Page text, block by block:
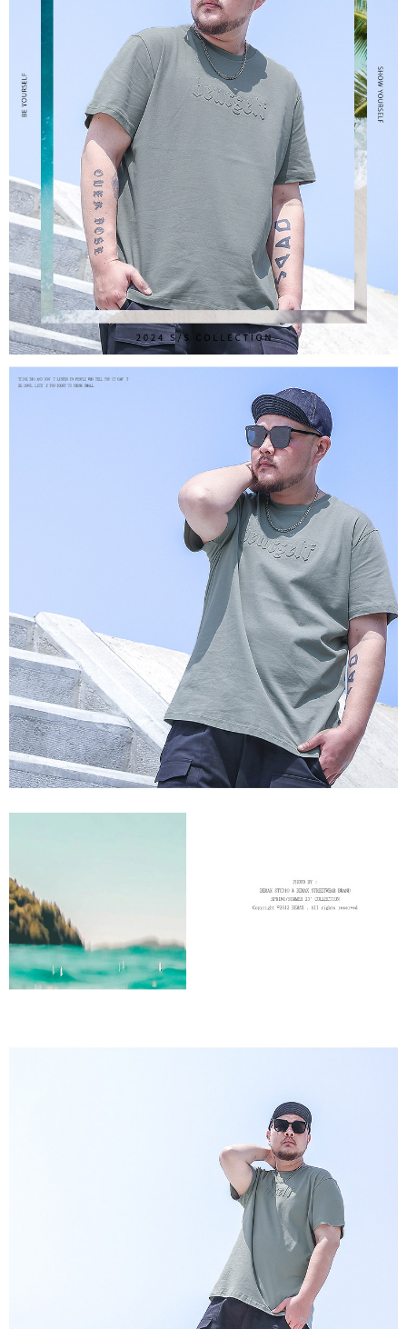
の氏名、電話番号、受取人の氏名、電話番号、受取人住所を含むがこれに
限らない）は、AFTEEに渡され当サービスで必要な範囲内で利用されま
す。AFTEEの個人情報の収集、処理、利用について、詳細はAFTEE公式ホ
ームページの『個人情報の収集、処理及び利用に関する声明』をご参照く
ださい（
https://aftee.tw/privacypolicy/）。
AFTEEの初回ご利用の際に、審査を通過すれば、最高額がNT$10,000にな
ります。支払い期限を過ぎた場合、その金額に基づいて年利20%の遅延滞
納金が加算されます。未成年の利用者は、事前に法定代理人または後見人
の同意を得ればAFTEEをご利用いただけます。
個人情報の処理、利用について疑問がある、または関連する法律の権利を
行使したい場合は、ネットプロテクションズ
cs_tw@netprotections.co.jp
にご連絡ください。上記に示した個人情報を、必要な購入注文書とあわせ
てAFTEEにご提供いただく、またはAFTEEにあなたの個人情報の収集、処
理、利用を許可することににご同意いただけない場合は、当サービスを選
択しないでください。